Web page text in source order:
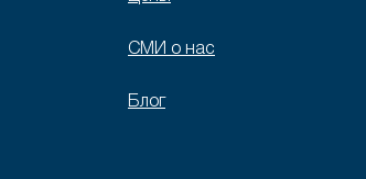
СМИ о нас
Блог